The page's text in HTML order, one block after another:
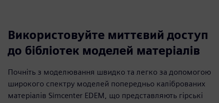
Використовуйте миттєвий доступ
до бібліотек моделей матеріалів
Почніть з моделювання швидко та легко за допомогою
широкого спектру моделей попередньо каліброваних
матеріалів Simcenter EDEM, що представляють гірські